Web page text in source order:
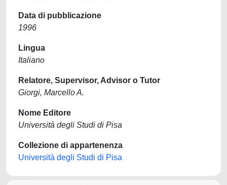
Data di pubblicazione
1996
Lingua
Italiano
Relatore, Supervisor, Advisor o Tutor
Giorgi, Marcello A.
Nome Editore
Università degli Studi di Pisa
Collezione di appartenenza
Università degli Studi di Pisa